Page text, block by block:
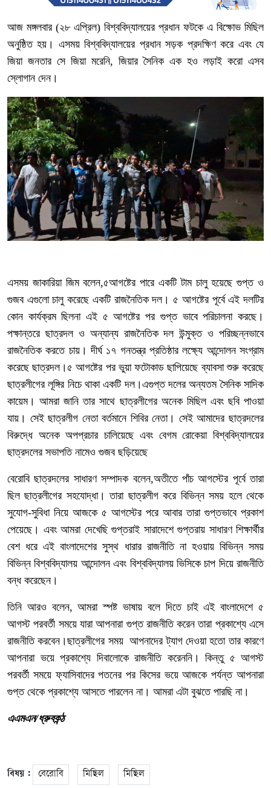
আজ মঙ্গলবার (২৮ এপ্রিল) বিশ্ববিদ্যালয়ের প্রধান ফটকে এ বিক্ষোভ মিছিল
অনুষ্ঠিত হয়। এসময় বিশ্ববিদ্যালয়ের প্রধান সড়ক প্রদক্ষিণ করে এবং যে
জিয়া জনতার সে জিয়া মরেনি, জিয়ার সৈনিক এক হও লড়াই করো এসব
স্লোগান দেন।
এসময় জাকারিয়া জিম বলেন,৫আগষ্টের পারে একটি টাম চালু হয়েছে গুপ্ত ও
গুজব এগুলো চালু করেছে একটি রাজনৈতিক দল। ৫ আগষ্টের পূর্বে এই দলটির
কোন কার্যক্রম ছিলনা এই ৫ আগষ্টের পর গুপ্ত ভাবে পরিচালনা করছে।
পক্ষান্তরে ছাত্রদল ও অন্যান্য রাজনৈতিক দল উন্মুক্ত ও পরিচ্ছন্নভাবে
রাজনৈতিক করতে চায়। দীর্ঘ ১৭ গনতন্ত্র প্রতিষ্ঠার লক্ষ্যে আন্দোলন সংগ্রাম
করেছে ছাত্রদল।৫ আগষ্টের পর ভুয়া ফটোকাড ছাপিয়েছে ব্যাবসা শুরু করেছে
ছাত্রলীগের লূঙ্গির নিচে থাকা একটি দল।এগুপ্ত দলের অন্যতম সৈনিক সাদিক
কায়েম। আমরা জানি তার সাথে ছাত্রলীগের অনেক মিছিল এবং ছবি পাওয়া
যায়। সেই ছাত্রলীগ নেতা বর্তমানে শিবির নেতা। সেই আমাদের ছাত্রদলের
বিরুদ্ধে অনেক অপপ্রচার চালিয়েছে এবং বেগম রোকেয়া বিশ্ববিদ্যালয়ের
ছাত্রদলের সভাপতি নামেও গুজব ছড়িয়েছে
বেরোবি ছাত্রদলের সাধারণ সম্পাদক বলেন,অতীতে পাঁচ আগস্টের পূর্বে তারা
ছিল ছাত্রলীগের সহযোদ্ধা। তারা ছাত্রলীগ করে বিভিন্ন সময় হলে থেকে
সুযোগ-সুবিধা নিয়ে আজকে ৫ আগস্টের পরে আবার তারা গুপ্তভাবে প্রকাশ
পেয়েছে। এবং আমরা দেখেছি গুপ্তরাই সারাদেশে গুপ্তরায় সাধারণ শিক্ষার্থীর
বেশ ধরে এই বাংলাদেশের সুস্থ ধারার রাজনীতি না হওয়ায় বিভিন্ন সময়
বিভিন্ন বিশ্ববিদ্যালয় আন্দোলন এবং বিশ্ববিদ্যালয় ভিসিকে চাপ দিয়ে রাজনীতি
বন্ধ করেছেন।
তিনি আরও বলেন, আমরা স্পষ্ট ভাষায় বলে দিতে চাই এই বাংলাদেশে ৫
আগস্ট পরবর্তী সময়ে যারা আপনারা গুপ্ত রাজনীতি করেন তারা প্রকাশ্যে এসে
রাজনীতি করবেন।ছাত্রলীগের সময় আপনাদের ট্যাগ দেওয়া হতো তার কারণে
আপনারা ভয়ে প্রকাশ্যে দিবালোকে রাজনীতি করেননি। কিন্তু ৫ আগস্ট
পরবর্তী সময়ে ফ্যাসিবাদের পতনের পর কিসের ভয়ে আজকে পর্যন্ত আপনারা
গুপ্ত থেকে প্রকাশ্যে আসতে পারলেন না। আমরা এটা বুঝতে পারছি না।
এএমএন/ধ্রুবকন্ঠ
বিষয় : বেরোবি মিছিল মিছিল